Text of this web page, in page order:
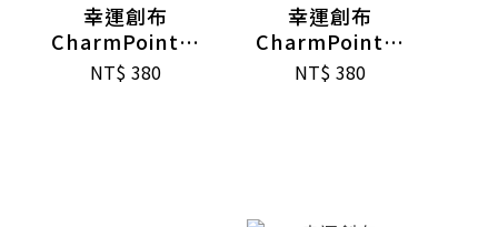
幸運創布
CharmPoint錢
母包(祈福大吉)
NT$ 380
幸運創布
CharmPoint幸
運籤餅(粉紅)
NT$ 380